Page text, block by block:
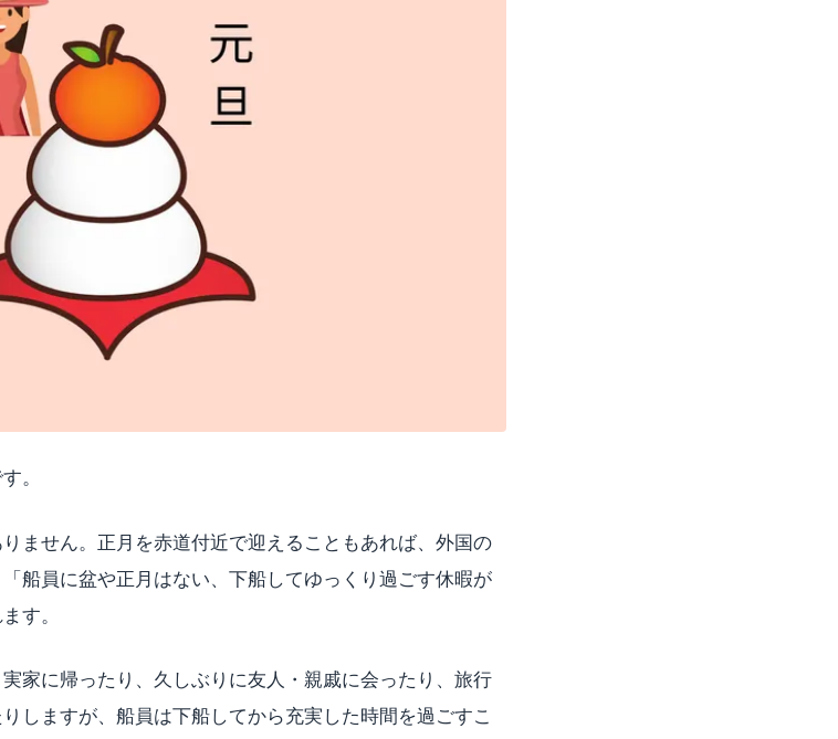
。
ません。正月を赤道付近で迎えることもあれば、外国の
船員に盆や正月はない、下船してゆっくり過ごす休暇が
す。
家に帰ったり、久しぶりに友人・親戚に会ったり、旅行
しますが、船員は下船してから充実した時間を過ごすこ